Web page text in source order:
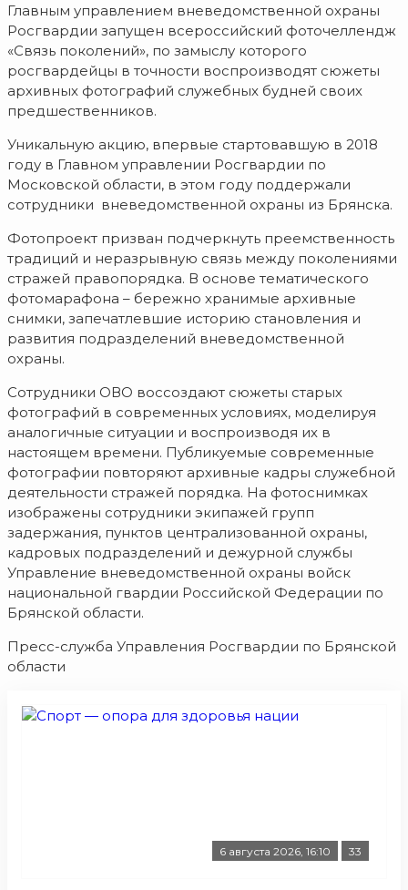
Главным управлением вневедомственной охраны
Росгвардии запущен всероссийский фоточеллендж
«Связь поколений», по замыслу которого
росгвардейцы в точности воспроизводят сюжеты
архивных фотографий служебных будней своих
предшественников.
Уникальную акцию, впервые стартовавшую в 2018
году в Главном управлении Росгвардии по
Московской области, в этом году поддержали
сотрудники вневедомственной охраны из Брянска.
Фотопроект призван подчеркнуть преемственность
традиций и неразрывную связь между поколениями
стражей правопорядка. В основе тематического
фотомарафона – бережно хранимые архивные
снимки, запечатлевшие историю становления и
развития подразделений вневедомственной
охраны.
Сотрудники ОВО воссоздают сюжеты старых
фотографий в современных условиях, моделируя
аналогичные ситуации и воспроизводя их в
настоящем времени. Публикуемые современные
фотографии повторяют архивные кадры служебной
деятельности стражей порядка. На фотоснимках
изображены сотрудники экипажей групп
задержания, пунктов централизованной охраны,
кадровых подразделений и дежурной службы
Управление вневедомственной охраны войск
национальной гвардии Российской Федерации по
Брянской области.
Пресс-служба Управления Росгвардии по Брянской
области
6 августа 2026, 16:10 33